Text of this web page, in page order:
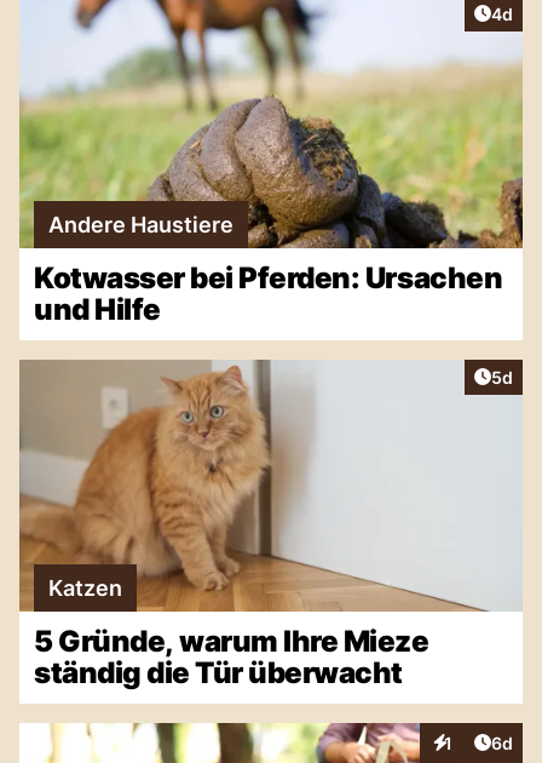
4d
Andere Haustiere
Kotwasser bei Pferden: Ursachen
und Hilfe
5d
Katzen
5 Gründe, warum Ihre Mieze
ständig die Tür überwacht
1
Interaktionen
6d